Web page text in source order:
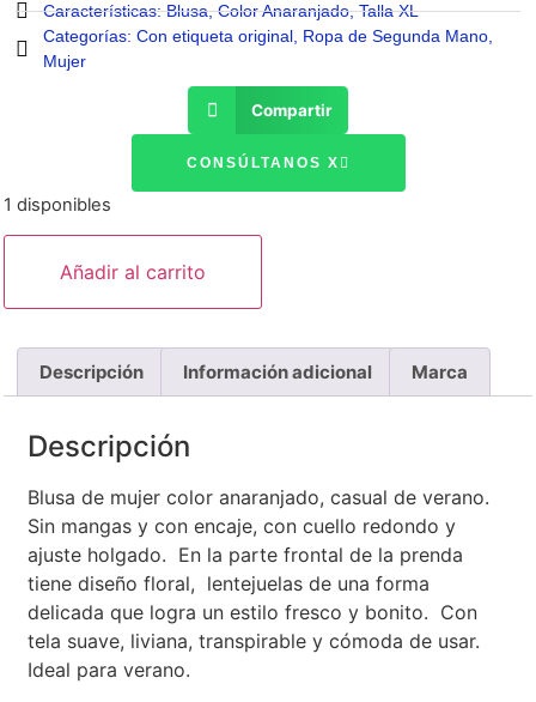
Características:Blusa,Color Anaranjado,Talla XL
Categorías: Con etiqueta original Ropa de Segunda Mano
Mujer
Compartir
CONSÚLTANOS X
1 disponibles
Añadir al carrito
Descripción Información adicional Marca
Descripción
Blusa de mujer color anaranjado, casual de verano.
Sin mangas y con encaje, con cuello redondo y
ajuste holgado. En la parte frontal de la prenda
tiene diseño floral, lentejuelas de una forma
delicada que logra un estilo fresco y bonito. Con
tela suave, liviana, transpirable y cómoda de usar.
Ideal para verano.